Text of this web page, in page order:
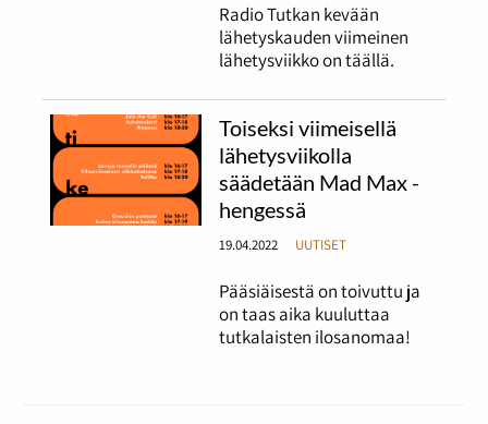
Radio Tutkan kevään
lähetyskauden viimeinen
lähetysviikko on täällä.
Toiseksi viimeisellä
lähetysviikolla
säädetään Mad Max -
hengessä
19.04.2022 UUTISET
Pääsiäisestä on toivuttu ja
on taas aika kuuluttaa
tutkalaisten ilosanomaa!